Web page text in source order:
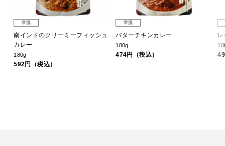
常温
南インドのクリーミーフィッシュ
カレー
180g
592円（税込）
常温
バターチキンカレー
180g
474円（税込）